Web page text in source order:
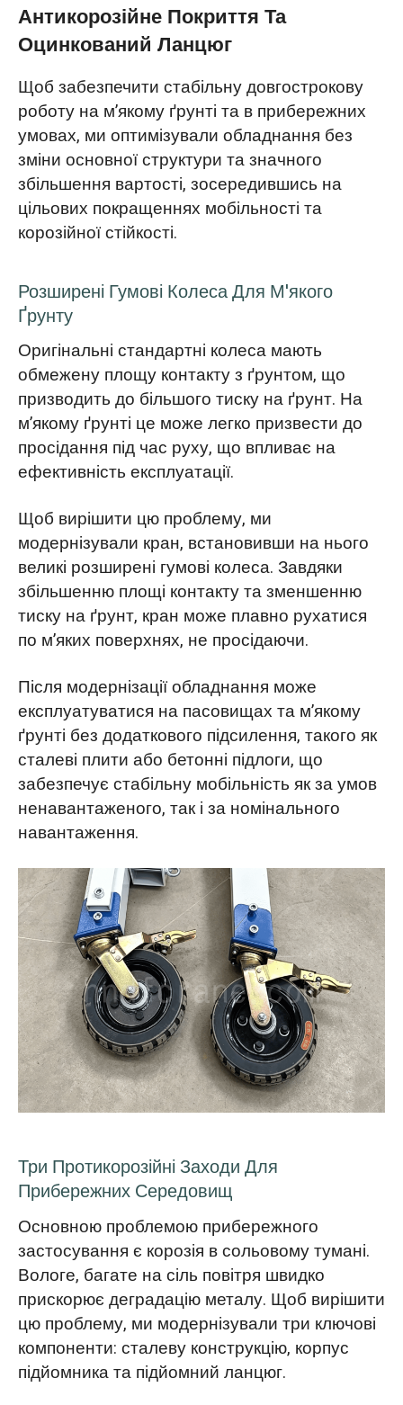
Антикорозійне Покриття Та
Оцинкований Ланцюг
Щоб забезпечити стабільну довгострокову
роботу на м’якому ґрунті та в прибережних
умовах, ми оптимізували обладнання без
зміни основної структури та значного
збільшення вартості, зосередившись на
цільових покращеннях мобільності та
корозійної стійкості.
Розширені Гумові Колеса Для М'якого
Ґрунту
Оригінальні стандартні колеса мають
обмежену площу контакту з ґрунтом, що
призводить до більшого тиску на ґрунт. На
м’якому ґрунті це може легко призвести до
просідання під час руху, що впливає на
ефективність експлуатації.
Щоб вирішити цю проблему, ми
модернізували кран, встановивши на нього
великі розширені гумові колеса. Завдяки
збільшенню площі контакту та зменшенню
тиску на ґрунт, кран може плавно рухатися
по м’яких поверхнях, не просідаючи.
Після модернізації обладнання може
експлуатуватися на пасовищах та м’якому
ґрунті без додаткового підсилення, такого як
сталеві плити або бетонні підлоги, що
забезпечує стабільну мобільність як за умов
ненавантаженого, так і за номінального
навантаження.
Три Протикорозійні Заходи Для
Прибережних Середовищ
Основною проблемою прибережного
застосування є корозія в сольовому тумані.
Вологе, багате на сіль повітря швидко
прискорює деградацію металу. Щоб вирішити
цю проблему, ми модернізували три ключові
компоненти: сталеву конструкцію, корпус
підйомника та підйомний ланцюг.